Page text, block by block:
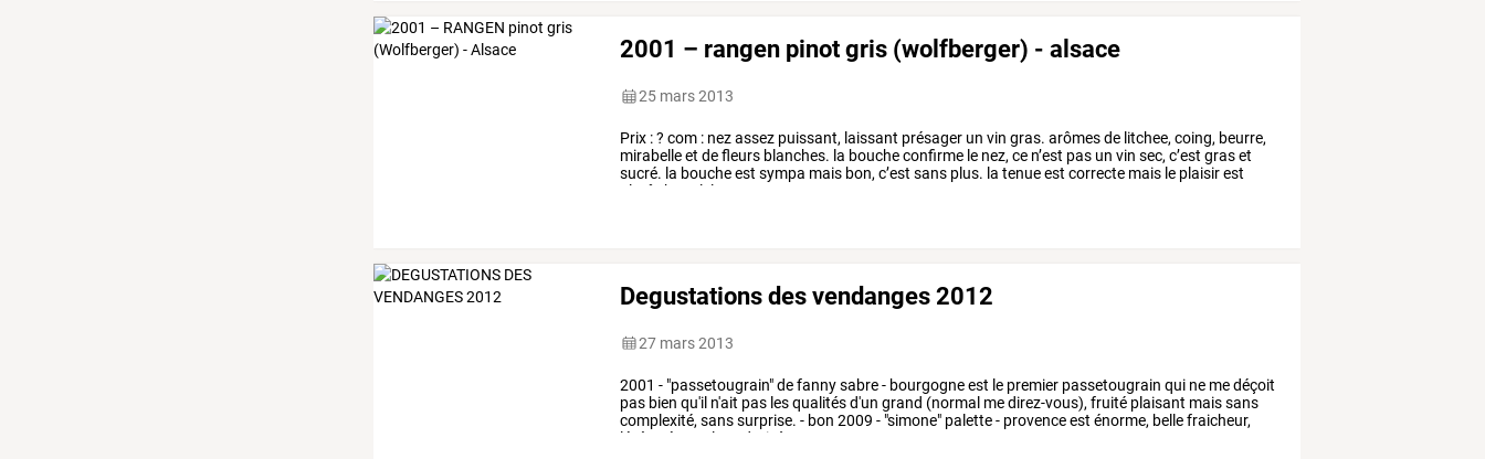
2001 – rangen pinot gris (wolfberger) - alsace
25 mars 2013
Prix :? com : nezassez puissant, laissant présager un vin gras. arômesde litchee, coing, beurre,
mirabelleet defleurs blanches. la boucheconfirme le nez, ce n’est pas un vin sec, c’est graset
sucré. la boucheest sympa mais bon, c’est sans plus. la tenueest correcte mais le plaisirest
plutôt
banal. longueur
Degustations des vendanges 2012
27 mars 2013
2001 - "passetougrain"defannysabre- bourgogneest le premier passetougrain qui ne medéçoit
pas bien qu'il n'ait pas lesqualitésd'un grand (normal medirez-vous), fruité plaisant maissans
complexité, sanssurprise. - bon 2009 - "simone" palette- provenceest énorme, bellefraicheur,
légèreté,
ample droit à